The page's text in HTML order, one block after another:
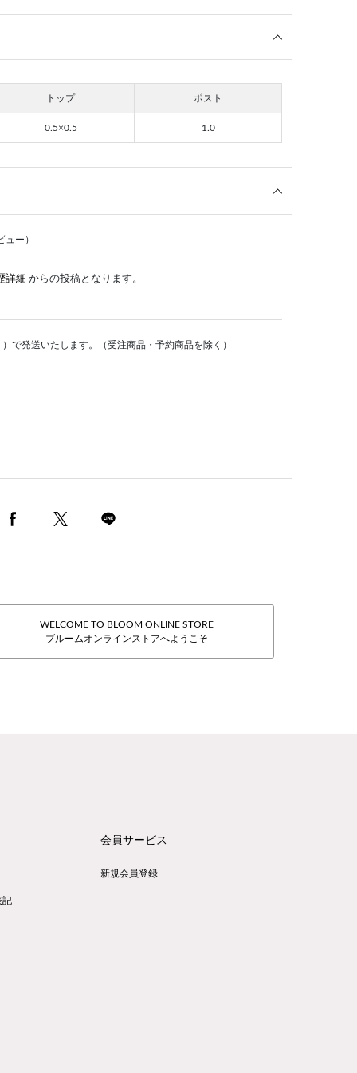
トップ ポスト
0.5×0.5 1.0
ュー）
詳細 からの投稿となります。
で発送いたします。（受注商品・予約商品を除く）
WELCOME TO BLOOM ONLINE STORE
ブルームオンラインストアへようこそ
記
会員サービス
新規会員登録